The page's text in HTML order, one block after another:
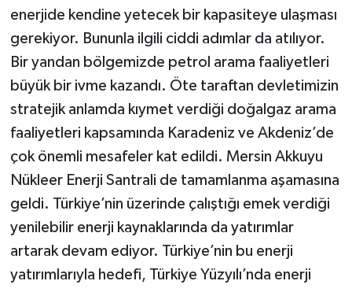
enerjide kendine yetecek bir kapasiteye ulaşması
gerekiyor. Bununla ilgili ciddi adımlar da atılıyor.
Bir yandan bölgemizde petrol arama faaliyetleri
büyük bir ivme kazandı. Öte taraftan devletimizin
stratejik anlamda kıymet verdiği doğalgaz arama
faaliyetleri kapsamında Karadeniz ve Akdeniz’de
çok önemli mesafeler kat edildi. Mersin Akkuyu
Nükleer Enerji Santrali de tamamlanma aşamasına
geldi. Türkiye’nin üzerinde çalıştığı emek verdiği
yenilebilir enerji kaynaklarında da yatırımlar
artarak devam ediyor. Türkiye’nin bu enerji
yatırımlarıyla hedefi, Türkiye Yüzyılı’nda enerji